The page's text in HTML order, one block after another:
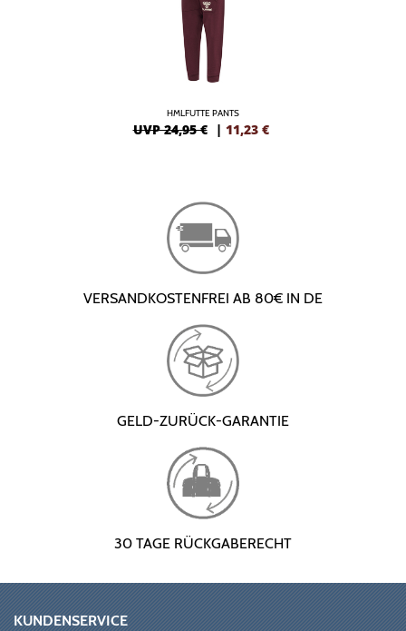
HMLFUTTE PANTS
UVP 24,95 € | 11,23 €
VERSANDKOSTENFREI AB 80€ IN DE
GELD-ZURÜCK-GARANTIE
30 TAGE RÜCKGABERECHT
KUNDENSERVICE